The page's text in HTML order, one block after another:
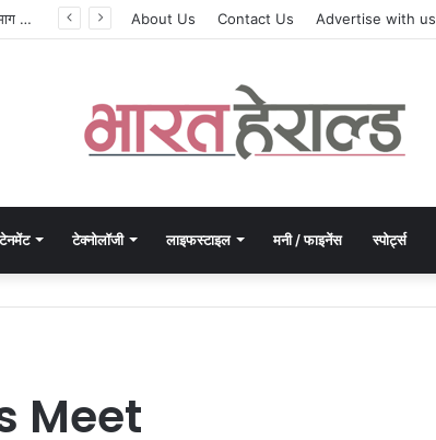
सिलेबस नहीं, दिमाग जीतता है परीक्षा, IIT रुड़की के इस पूर्व छात्र की किताब से बदल रही लाखों अभ्यर्थियों की सोच About Us Contact Us Advertise with us
टेक्नोलॉजी लाइफस्टाइल मनी / फाइनेंस स्पोर्ट्स
Meet